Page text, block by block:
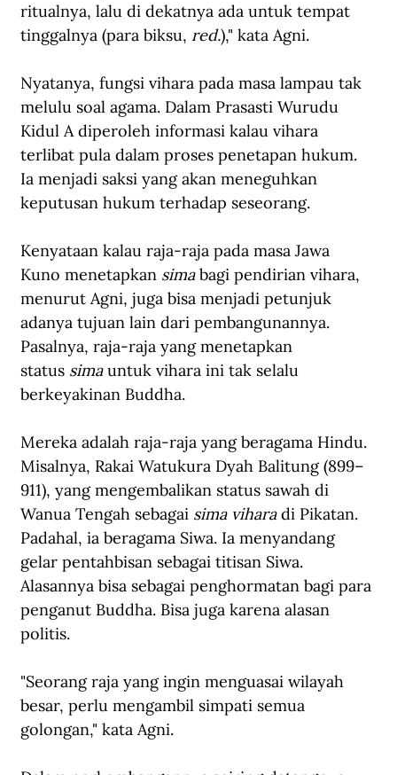
ritualnya, lalu di dekatnya ada untuk tempat
tinggalnya (para biksu, red.)," kata Agni.
Nyatanya, fungsi vihara pada masa lampau tak
melulu soal agama. Dalam Prasasti Wurudu
Kidul A diperoleh informasi kalau vihara
terlibat pula dalam proses penetapan hukum.
Ia menjadi saksi yang akan meneguhkan
keputusan hukum terhadap seseorang.
Kenyataan kalau raja-raja pada masa Jawa
Kuno menetapkan sima bagi pendirian vihara,
menurut Agni, juga bisa menjadi petunjuk
adanya tujuan lain dari pembangunannya.
Pasalnya, raja-raja yang menetapkan
status sima untuk vihara ini tak selalu
berkeyakinan Buddha.
Mereka adalah raja-raja yang beragama Hindu.
Misalnya, Rakai Watukura Dyah Balitung (899–
911), yang mengembalikan status sawah di
Wanua Tengah sebagai sima vihara di Pikatan.
Padahal, ia beragama Siwa. Ia menyandang
gelar pentahbisan sebagai titisan Siwa.
Alasannya bisa sebagai penghormatan bagi para
penganut Buddha. Bisa juga karena alasan
politis.
"Seorang raja yang ingin menguasai wilayah
besar, perlu mengambil simpati semua
golongan," kata Agni.